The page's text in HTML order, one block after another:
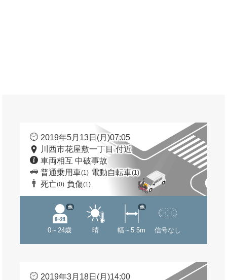
2019年5月13日(月)07:05
川西市花屋敷一丁目 付近
車両相互 中破事故
普通乗用車(1) 電動自転車(1)
死亡(0) 負傷(1)
0～24歳
他
晴 幅～5.5m
他
信号なし
2019年3月18日(月)14:00